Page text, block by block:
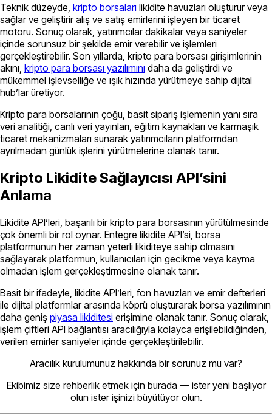
Teknik düzeyde, kripto borsaları likidite havuzları oluşturur veya
sağlar ve geliştirir alış ve satış emirlerini işleyen bir ticaret
motoru. Sonuç olarak, yatırımcılar dakikalar veya saniyeler
içinde sorunsuz bir şekilde emir verebilir ve işlemleri
gerçekleştirebilir. Son yıllarda, kripto para borsası girişimlerinin
akını, kripto para borsası yazılımını daha da geliştirdi ve
mükemmel işlevselliğe ve ışık hızında yürütmeye sahip dijital
hub’lar üretiyor.
Kripto para borsalarının çoğu, basit sipariş işlemenin yanı sıra
veri analitiği, canlı veri yayınları, eğitim kaynakları ve karmaşık
ticaret mekanizmaları sunarak yatırımcıların platformdan
ayrılmadan günlük işlerini yürütmelerine olanak tanır.
Kripto Likidite Sağlayıcısı API’sini
Anlama
Likidite API’leri, başarılı bir kripto para borsasının yürütülmesinde
çok önemli bir rol oynar. Entegre likidite API’si, borsa
platformunun her zaman yeterli likiditeye sahip olmasını
sağlayarak platformun, kullanıcıları için gecikme veya kayma
olmadan işlem gerçekleştirmesine olanak tanır.
Basit bir ifadeyle, likidite API’leri, fon havuzları ve emir defterleri
ile dijital platformlar arasında köprü oluşturarak borsa yazılımının
daha geniş piyasa likiditesi erişimine olanak tanır. Sonuç olarak,
işlem çiftleri API bağlantısı aracılığıyla kolayca erişilebildiğinden,
verilen emirler saniyeler içinde gerçekleştirilebilir.
Aracılık kurulumunuz hakkında bir sorunuz mu var?
Ekibimiz size rehberlik etmek için burada — ister yeni başlıyor
olun ister işinizi büyütüyor olun.